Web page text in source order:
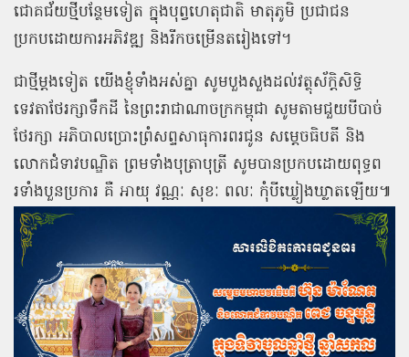
ជោគជ័យថ្មីបន្ថែមទៀត ក្នុងបុព្វហេតុជាតិ មាតុភូមិ ប្រជាជន
ប្រកបដោយការអភិវឌ្ឍ និងរីកចម្រើនតរៀងទៅ។
ជាថ្មីម្ដងទៀត យើងខ្ញុំទាំងអស់គ្នា សូមបួងសួងដល់វត្ថុស័ក្តិសិទ្ធិ
ទេវតាថែរក្សាទឹកដី នៃព្រះរាជាណាចក្រកម្ពុជា សូមតាមជួយបីបាច់
ថែរក្សា អភិបាលប្រោះព្រំសព្ទសាធុការពរជូន សម្ដេចធិបតី និង
លោកជំទាវបណ្ឌិត ព្រមទាំងបុត្រាបុត្រី សូមបានប្រកបដោយពុទ្ធព
រទាំងបួនប្រការ គឺ អាយុ វណ្ណៈ សុខៈ ពលៈ កុំបីឃ្លៀងឃ្លាតឡើយ៕